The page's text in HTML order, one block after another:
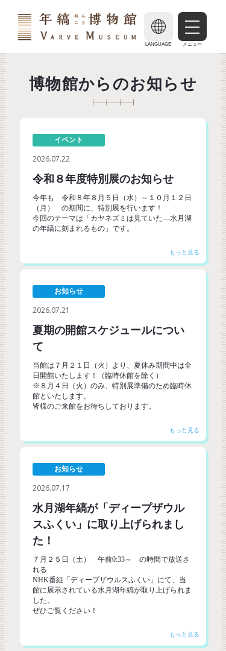
LANGUAGE メニュー
博物館からのお知らせ
イベント
2026.07.22
令和８年度特別展のお知らせ
今年も 令和８年８月５日（水）～１０月１２日
（月） の期間に、特別展を行います！
今回のテーマは「カヤネズミは見ていた―水月湖
の年縞に刻まれるもの」です。
お知らせ
2026.07.21
夏期の開館スケジュールについ
て
当館は７月２１日（火）より、夏休み期間中は全
日開館いたします！（臨時休館を除く）
※８月４日（火）のみ、特別展準備のため臨時休
館といたします。
皆様のご来館をお待ちしております。
お知らせ
2026.07.17
水月湖年縞が「ディープザウル
スふくい」に取り上げられまし
た！
７月２５日（土） 午前0:33～ の時間で放送さ
れる
NHK番組「ディープザウルスふくい」にて、当
館に展示されている水月湖年縞が取り上げられま
した。
ぜひご覧ください！